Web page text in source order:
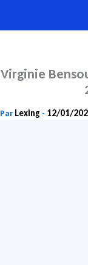
au
Virginie
Par Lexing - 12/01/